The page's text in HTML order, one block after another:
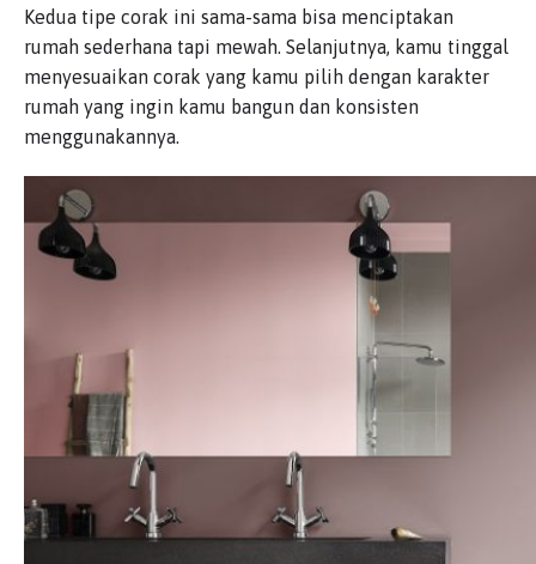
Kedua tipe corak ini sama-sama bisa menciptakan
rumah sederhana tapi mewah. Selanjutnya, kamu tinggal
menyesuaikan corak yang kamu pilih dengan karakter
rumah yang ingin kamu bangun dan konsisten
menggunakannya.